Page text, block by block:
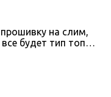
на слим,
будет тип топ…